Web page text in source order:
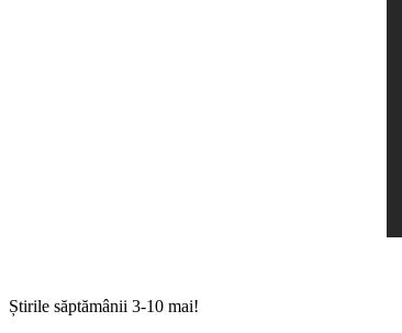
Știrile săptămânii 3-10 mai!